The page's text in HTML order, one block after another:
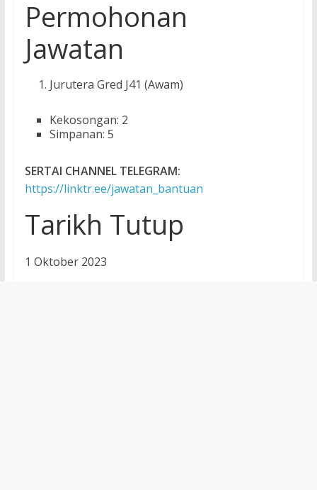
Permohonan
Jawatan
Jurutera Gred J41 (Awam)
Kekosongan: 2
Simpanan: 5
SERTAI CHANNEL TELEGRAM:
https://linktr.ee/jawatan_bantuan
Tarikh Tutup
1 Oktober 2023